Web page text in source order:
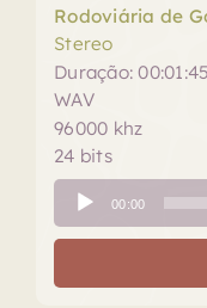
Rodoviária de
Stereo
Duração:
WAV
96000 khz
24 bits
Tocador
de
áudio
00:00